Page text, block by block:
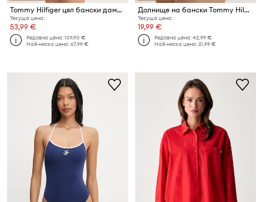
Tommy Hilfiger цял бански дамски
Текуща цена:
53,99 €
Редовна цена:109,90 €
Най-ниска цена:67,99 €
Долнище на бански Tommy Hilfiger
Текуща цена:
19,99 €
Редовна цена:42,99 €
Най-ниска цена:21,99 €